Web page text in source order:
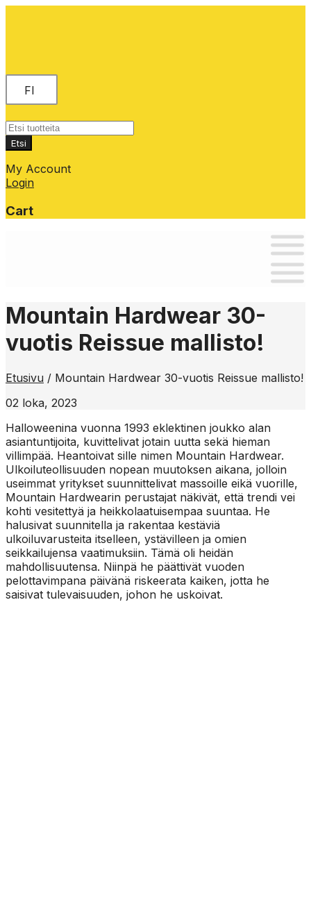
FI
Products
search
Etsi
My Account
Login
Cart
Mountain Hardwear 30-
vuotis Reissue mallisto!
Etusivu / Mountain Hardwear 30-vuotis Reissue mallisto!
02 loka, 2023
Halloweenina vuonna 1993 eklektinen joukko alan
asiantuntijoita, kuvittelivat jotain uutta sekä hieman
villimpää. Heantoivat sille nimen Mountain Hardwear.
Ulkoiluteollisuuden nopean muutoksen aikana, jolloin
useimmat yritykset suunnittelivat massoille eikä vuorille,
Mountain Hardwearin perustajat näkivät, että trendi vei
kohti vesitettyä ja heikkolaatuisempaa suuntaa. He
halusivat suunnitella ja rakentaa kestäviä
ulkoiluvarusteita itselleen, ystävilleen ja omien
seikkailujensa vaatimuksiin. Tämä oli heidän
mahdollisuutensa. Niinpä he päättivät vuoden
pelottavimpana päivänä riskeerata kaiken, jotta he
saisivat tulevaisuuden, johon he uskoivat.